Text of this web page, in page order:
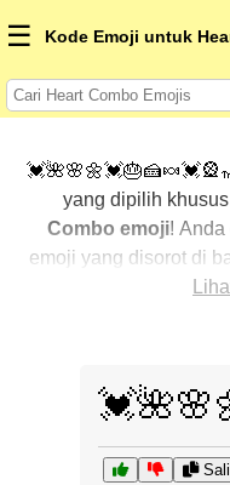
☰ Kode Emoji untuk
yang dipilih
Combo emoji! Anda
emoji yang disorot di
percakapan Anda
lainnya untuk